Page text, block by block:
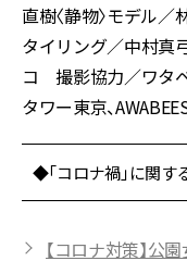
直樹〈静物〉モデル
タイリング／中村真
コ 撮影協力／ワタベ
タワー東京、
◆「コロナ禍」に関す
【コロナ対策】公